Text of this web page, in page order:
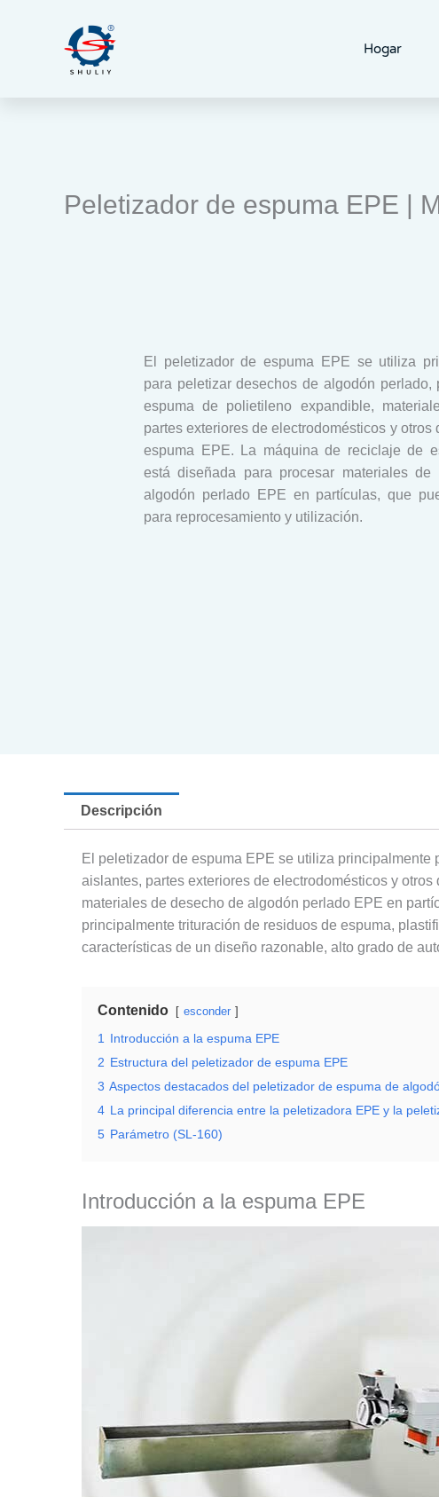
Hogar
Peletizador de espuma EPE |
El peletizador de espuma EPE se utiliza
para peletizar desechos de algodón perlado,
espuma de polietileno expandible,
partes exteriores de electrodomésticos y otros
espuma EPE. La máquina de reciclaje de
está diseñada para procesar materiales de
algodón perlado EPE en partículas, que
para reprocesamiento y utilización.
Descripción
El peletizador de espuma EPE se utiliza
aislantes, partes exteriores de electrodomésticos y
materiales de desecho de algodón perlado EPE en
principalmente trituración de residuos de espuma,
características de un diseño razonable, alto grado de
Contenido esconder
1
Introducción a la espuma EPE
2 Estructura del peletizador de espuma EPE
3 Aspectos destacados del peletizador de espuma de
4 La principal diferencia entre la peletizadora EPE y la
5 Parámetro (SL-160)
Introducción a la espuma EPE